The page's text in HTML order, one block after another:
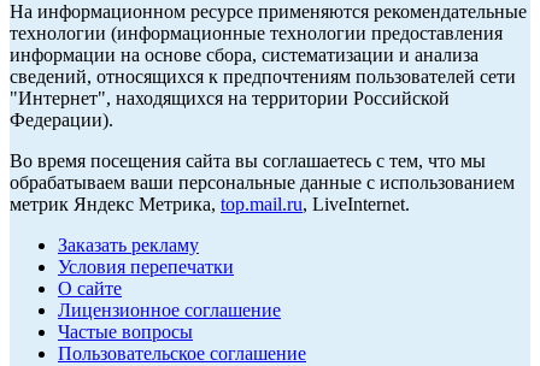
На информационном ресурсе применяются рекомендательные
технологии (информационные технологии предоставления
информации на основе сбора, систематизации и анализа
сведений, относящихся к предпочтениям пользователей сети
"Интернет", находящихся на территории Российской
Федерации).
Во время посещения сайта вы соглашаетесь с тем, что мы
обрабатываем ваши персональные данные с использованием
метрик Яндекс Метрика, top.mail.ru, LiveInternet.
Заказать рекламу
Условия перепечатки
О сайте
Лицензионное соглашение
Частые вопросы
Пользовательское соглашение